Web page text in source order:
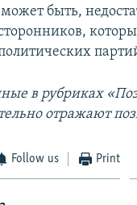
быть,
в рубриках
отражают
Follow us Print